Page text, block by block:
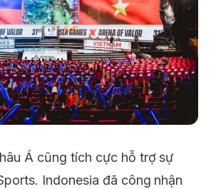
Á cũng tích cực hỗ trợ sự
Indonesia đã công nhận